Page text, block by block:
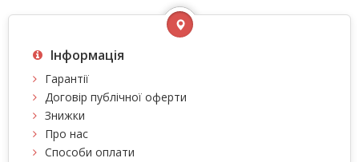
Інформація
Гарантії
Договір публічної оферти
Знижки
Про нас
Способи оплати